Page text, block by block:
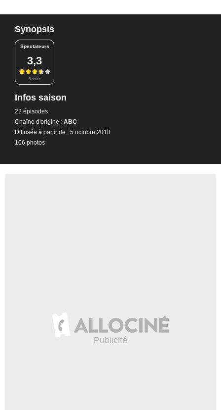
Synopsis
Spectateurs
3,3
6 notes
Infos saison
22 épisodes
Chaîne d'origine : ABC
Diffusée à partir de : 5 octobre 2018
106 photos